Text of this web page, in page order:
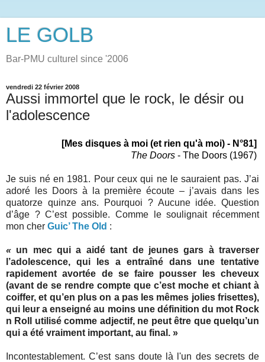
LE GOLB
Bar-PMU culturel since '2006
vendredi 22 février 2008
Aussi immortel que le rock, le désir ou
l'adolescence
[Mes disques à moi (et rien qu'à moi) - N°81]
The Doors - The Doors (1967)
Je suis né en 1981. Pour ceux qui ne le sauraient pas. J’ai
adoré les Doors à la première écoute – j’avais dans les
quatorze quinze ans. Pourquoi ? Aucune idée. Question
d’âge ? C’est possible. Comme le soulignait récemment
mon cher Guic’ The Old :
« un mecqui a aidé tant de jeunes gars à traverser
l’adolescence, qui les a entraîné dans une tentative
rapidement avortée de se faire pousser les cheveux
(avant de se rendre compte que c’est moche et chiant à
coiffer, et qu’en plus on a pas les mêmes jolies frisettes),
qui leur a enseigné au moins une définition du mot Rock
n Roll utilisé comme adjectif, ne peut être que quelqu’un
qui a été vraiment important, au final. »
Incontestablement. C’est sans doute là l'un des secrets de